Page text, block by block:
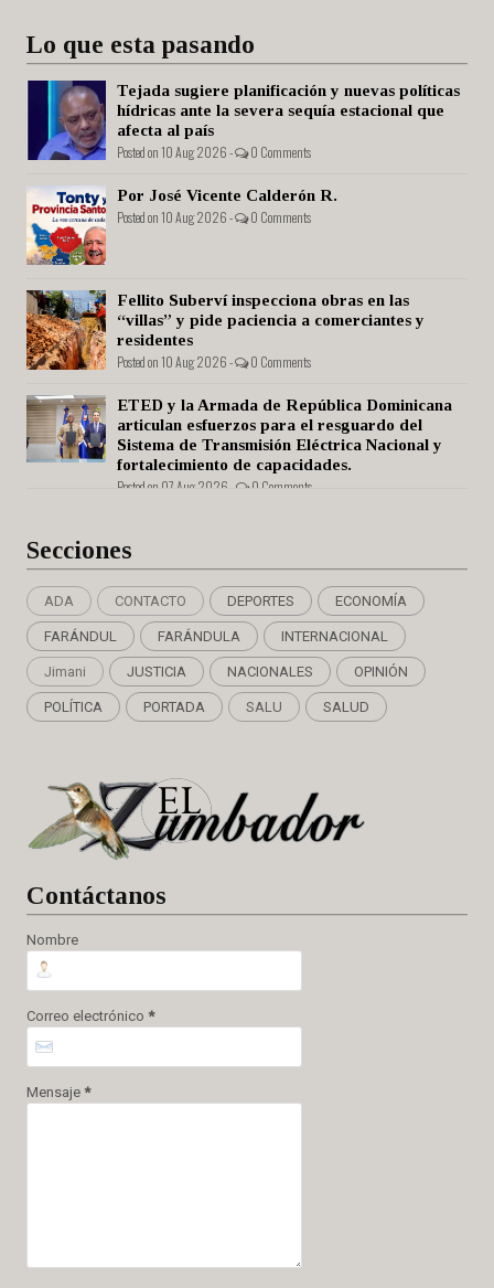
Lo que esta pasando
Tejada sugiere planificación y nuevas políticas
hídricas ante la severa sequía estacional que
afecta al país
Posted on 10 Aug 2026 - 0 Comments
Por José Vicente Calderón R.
Posted on 10 Aug 2026 - 0 Comments
Fellito Suberví inspecciona obras en las
“villas” y pide paciencia a comerciantes y
residentes
Posted on 10 Aug 2026 - 0 Comments
ETED y la Armada de República Dominicana
articulan esfuerzos para el resguardo del
Sistema de Transmisión Eléctrica Nacional y
fortalecimiento de capacidades.
Posted on 07 Aug 2026 - 0 Comments
Secciones
ADA CONTACTO DEPORTES ECONOMÍA
FARÁNDUL FARÁNDULA INTERNACIONAL
Jimani JUSTICIA NACIONALES OPINIÓN
POLÍTICA PORTADA SALU SALUD
Contáctanos
Nombre
Correo electrónico *
Mensaje *